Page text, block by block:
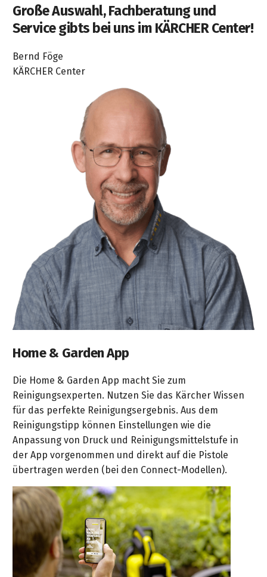
Große Auswahl, Fachberatung und
Service gibts bei uns im KÄRCHER Center!
Bernd Föge
KÄRCHER Center
Home & Garden App
Die Home & Garden App macht Sie zum
Reinigungsexperten. Nutzen Sie das Kärcher Wissen
für das perfekte Reinigungsergebnis. Aus dem
Reinigungstipp können Einstellungen wie die
Anpassung von Druck und Reinigungsmittelstufe in
der App vorgenommen und direkt auf die Pistole
übertragen werden (bei den Connect-Modellen).